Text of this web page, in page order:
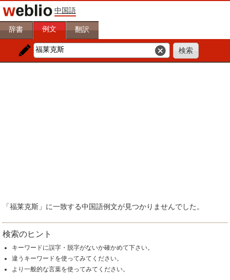
中国語
辞書 例文 翻訳
「福莱克斯」に一致する中国語例文が見つかりませんでした。
検索のヒント
キーワードに誤字・脱字がないか確かめて下さい。
違うキーワードを使ってみてください。
より一般的な言葉を使ってみてください。